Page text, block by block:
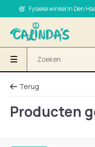
Fysieke winkel in Den Haag
Terug
Producten